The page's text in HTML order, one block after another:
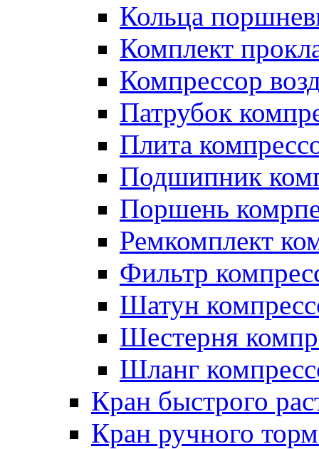
Кольца
Комплект
Компрессор
Патрубок
Плита
Подшипник
Поршень
Ремкомплект
Фильтр
Шатун
Шестерня
Шланг
Кран быстрого
Кран ручного